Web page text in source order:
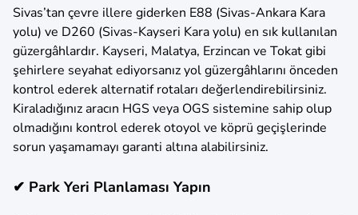
Sivas’tan çevre illere giderken E88 (Sivas-Ankara Kara
yolu) ve D260 (Sivas-Kayseri Kara yolu) en sık kullanılan
güzergâhlardır. Kayseri, Malatya, Erzincan ve Tokat gibi
şehirlere seyahat ediyorsanız yol güzergâhlarını önceden
kontrol ederek alternatif rotaları değerlendirebilirsiniz.
Kiraladığınız aracın HGS veya OGS sistemine sahip olup
olmadığını kontrol ederek otoyol ve köprü geçişlerinde
sorun yaşamamayı garanti altına alabilirsiniz.
✔ Park Yeri Planlaması Yapın